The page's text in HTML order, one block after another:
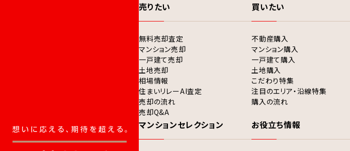
売りたい
無料売却査定
マンション売却
一戸建て売却
土地売却
相場情報
住まいリレーAI査定
売却の流れ
売却Q&A
買いたい
不動産購入
マンション購入
一戸建て購入
土地購入
こだわり特集
注目のエリア・沿線特集
購入の流れ
マンションセレクション お役立ち情報